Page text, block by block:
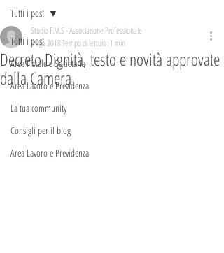
Tutti i post
Area Fiscale e Societaria
Area Lavoro e Previdenza
La tua community
Consigli per il blog
Area Lavoro e Previdenza
Tutti i post
Decreto Dignità, testo e novità approvate
dalla Camera
Studio F.M.S - Associazione Professionale
3 ago 2018Tempo di lettura: 1 min